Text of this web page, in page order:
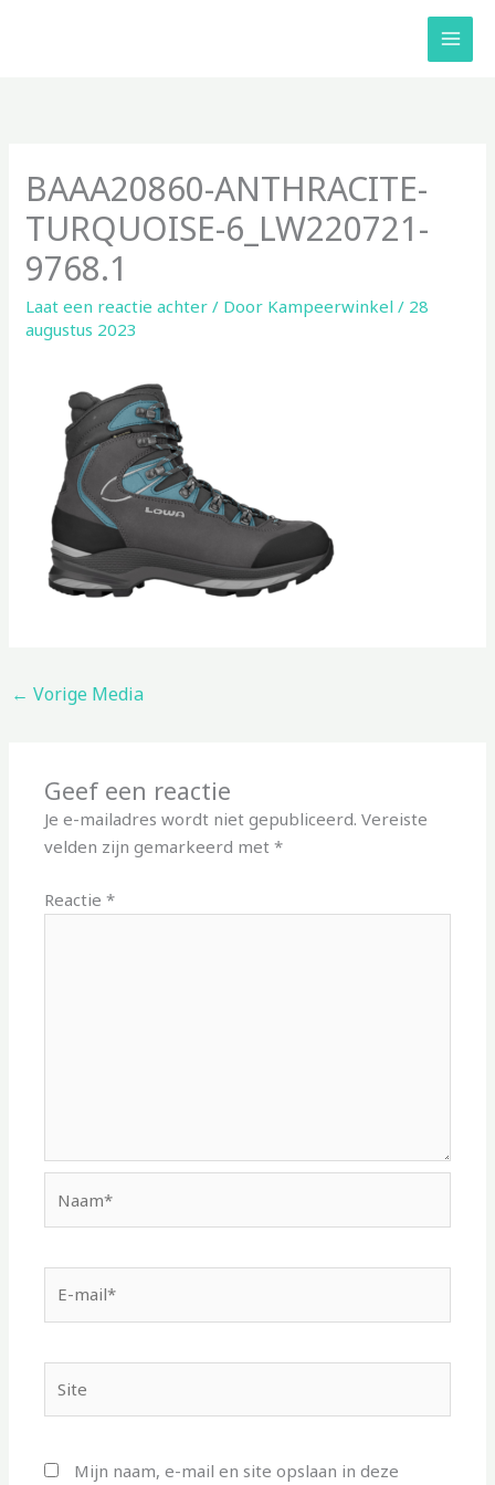
BAAA20860-ANTHRACITE-
TURQUOISE-6_LW220721-
9768.1
Laat een reactie achter / Door Kampeerwinkel/ 28
augustus 2023
← Vorige Media
Geef een reactie
Je e-mailadres wordt niet gepubliceerd. Vereiste
velden zijn gemarkeerd met*
Reactie*
mail*
Mijn naam, e-mail en site opslaan in deze